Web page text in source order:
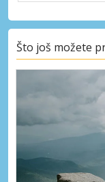
Što još možete